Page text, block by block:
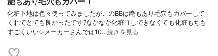
化粧下地は色々使ってみましたがこのBBは艶もあり毛穴もカバーして
くれてとても良かったです?なかなか化粧直しできなくても化粧もちも
すごくいい✨メーカーさんでは10…続きを見る